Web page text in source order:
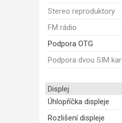
Stereo reproduktory
FM rádio
Podpora OTG
Podpora dvou SIM
Displej
Úhlopříčka displeje
Rozlišení displeje